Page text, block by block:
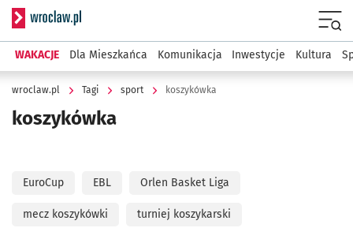
Serwis informacyjny wroclaw.pl
WAKACJE Dla Mieszkańca Komunikacja Inwestycje Kultura
wroclaw.pl Tagi sport koszykówka
koszykówka
EuroCup EBL Orlen Basket Liga
mecz koszykówki turniej koszykarski